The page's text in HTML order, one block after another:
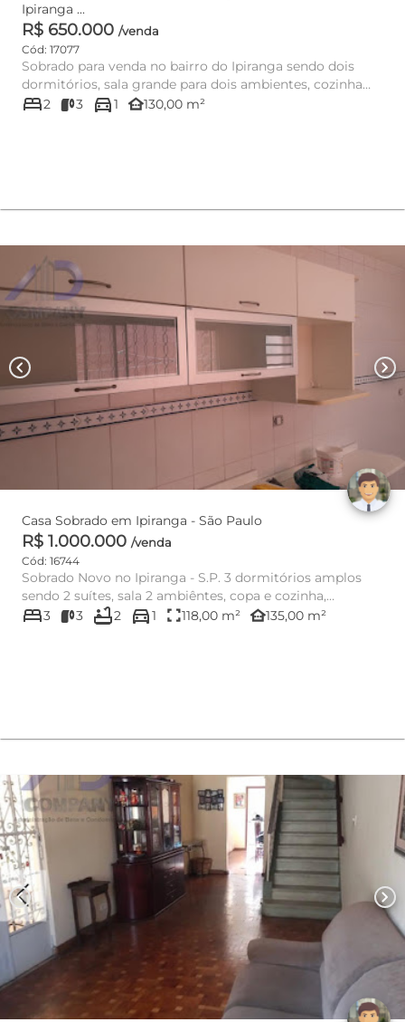
Ipiranga ...
R$ 650.000 /venda
Cód: 17077
Sobrado para venda no bairro do Ipiranga sendo dois
dormitórios, sala grande para dois ambientes, cozinha
grande, uma va...
bed2 3 directions_car1 other_houses130,00 m²
chevron_left chevron_right
Casa Sobrado em Ipiranga - São Paulo
R$ 1.000.000 /venda
Cód: 16744
Sobrado Novo no Ipiranga - S.P. 3 dormitórios amplos
sendo 2 suítes, sala 2 ambiêntes, copa e cozinha,
escritório ou 4o....
bed3 3 bathtub2 directions_car1 fullscreen118,00 m² other_houses135,00 m²
chevron_left chevron_right